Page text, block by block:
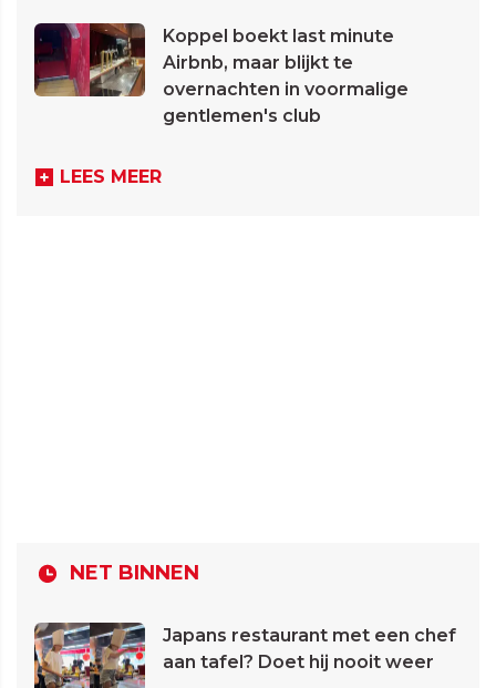
Koppel boekt last minute
Airbnb, maar blijkt te
overnachten in voormalige
gentlemen's club
LEES MEER
NET BINNEN
Japans restaurant met een chef
aan tafel? Doet hij nooit weer